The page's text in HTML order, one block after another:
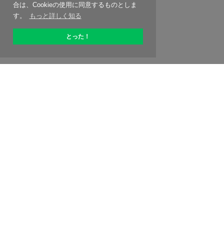
合は、Cookieの使用に同意するものとしま
す。
もっと詳しく知る
とった！